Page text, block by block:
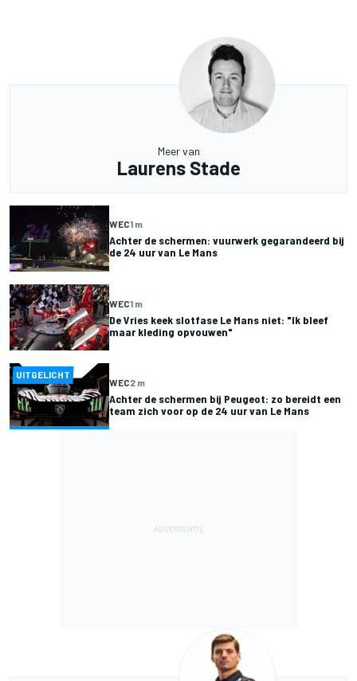
Meer van
Laurens Stade
WEC1 m
Achter de schermen: vuurwerk gegarandeerd bij
de 24 uur van Le Mans
WEC1 m
De Vries keek slotfase Le Mans niet: "Ik bleef
maar kleding opvouwen"
UITGELICHT
WEC2 m
Achter de schermen bij Peugeot: zo bereidt een
team zich voor op de 24 uur van Le Mans